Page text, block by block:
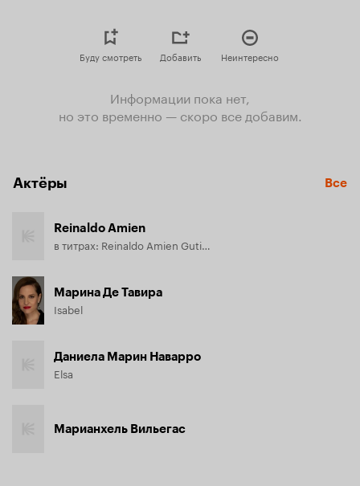
Буду смотреть Добавить Неинтересно
Информации пока нет,
но это временно — скоро все добавим.
Актёры Все
Reinaldo Amien
в титрах: Reinaldo Amien Gutiérrez
Марина Де Тавира
Isabel
Даниела Марин Наварро
Elsa
Марианхель Вильегас